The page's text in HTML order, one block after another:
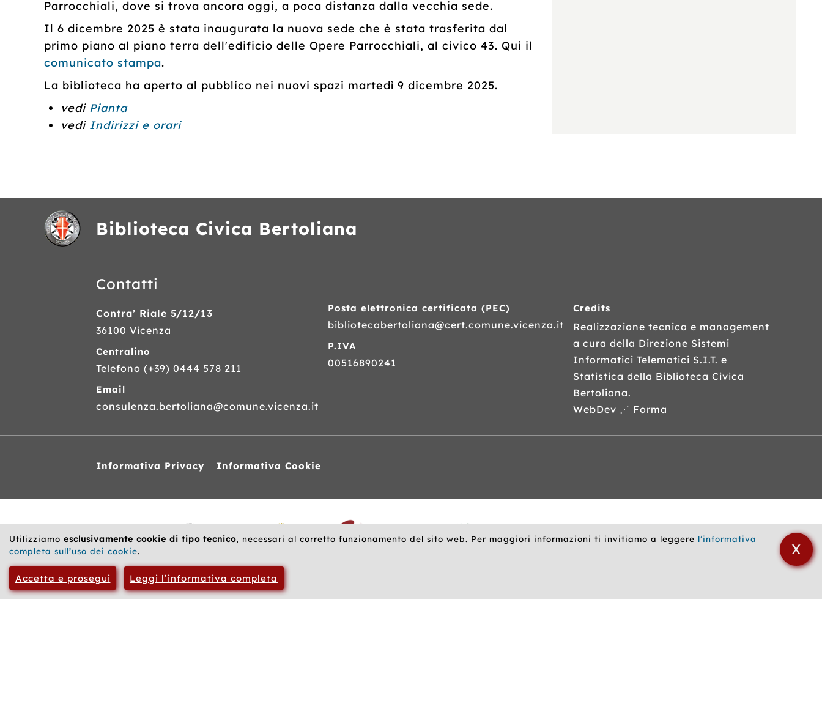
Utilizziamo esclusivamente cookie di tipo tecnico, necessari al corretto funzionamento del sito web. Per maggiori informazioni ti invitiamo a leggere l’informativa
completa sull’uso dei cookie.
Accetta e prosegui Leggi l’informativa completa
X
Parrocchiali, dove si trova ancora oggi, a poca distanza dalla vecchia sede.
Il 6 dicembre 2025 è stata inaugurata la nuova sede che è stata trasferita dal
primo piano al piano terra dell'edificio delle Opere Parrocchiali, al civico 43. Qui il
comunicato stampa.
La biblioteca ha aperto al pubblico nei nuovi spazi martedì 9 dicembre 2025.
vedi Pianta
vedi Indirizzi e orari
Biblioteca Civica Bertoliana
Contatti
Contra’ Riale 5/12/13
36100 Vicenza
Centralino
Telefono (+39) 0444 578 211
Email
consulenza.bertoliana@comune.vicenza.it
Posta elettronica certificata (PEC)
bibliotecabertoliana@cert.comune.vicenza.it
P.IVA
00516890241
Credits
Realizzazione tecnica e management
a cura della Direzione Sistemi
Informatici Telematici S.I.T. e
Statistica della Biblioteca Civica
Bertoliana.
WebDev ⋰ Forma
Informativa Privacy Informativa Cookie
web
correlati